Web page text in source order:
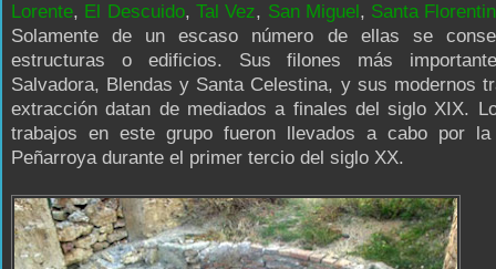
Lorente, El Descuido, Tal Vez, San Miguel, Santa
Solamente de un escaso número de ellas se
estructuras o edificios. Sus filones más
Salvadora, Blendas y Santa Celestina, y sus modernos
extracción datan de mediados a finales del siglo XIX.
trabajos en este grupo fueron llevados a cabo por
Peñarroya durante el primer tercio del siglo XX.